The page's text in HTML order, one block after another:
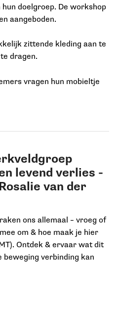
doelgroep. De workshop
aangeboden.
zittende kleding aan te
dragen.
vragen hun mobieltje
levend verlies -
van der
ons allemaal – vroeg of
om & hoe maak je hier
Ontdek & ervaar wat dit
beweging verbinding kan